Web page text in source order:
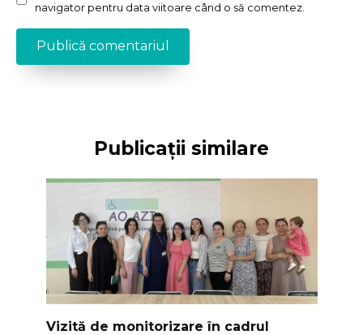
navigator pentru data viitoare când o să comentez.
Publicații similare
Vizită de monitorizare în cadrul